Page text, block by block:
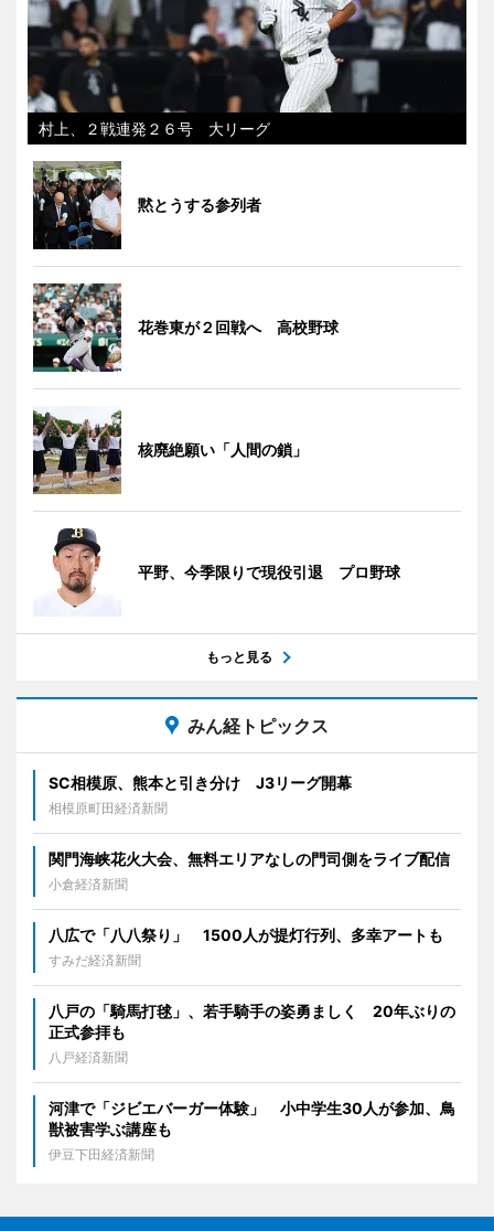
村上、２戦連発２６号 大リーグ
黙とうする参列者
花巻東が２回戦へ 高校野球
核廃絶願い「人間の鎖」
平野、今季限りで現役引退 プロ野球
もっと見る
みん経トピックス
SC相模原、熊本と引き分け J3リーグ開幕
相模原町田経済新聞
関門海峡花火大会、無料エリアなしの門司側をライブ配信
小倉経済新聞
八広で「八八祭り」 1500人が提灯行列、多幸アートも
すみだ経済新聞
八戸の「騎馬打毬」、若手騎手の姿勇ましく 20年ぶりの
正式参拝も
八戸経済新聞
河津で「ジビエバーガー体験」 小中学生30人が参加、鳥
獣被害学ぶ講座も
伊豆下田経済新聞